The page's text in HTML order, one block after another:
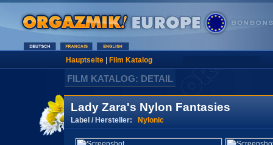
Hauptseite| Film Katalog
FILM KATALOG: DETAIL
Lady Zara's Nylon Fantasies
Label / Hersteller: Nylonic